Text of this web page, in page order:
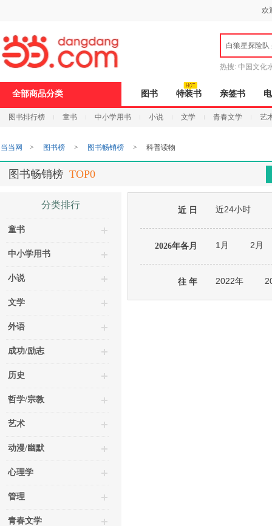
欢
白狼星探险队
热搜: 中国文化
全部商品分类 图书 特装书 亲签书
图书排行榜 童书 中小学用书 小说 文学 青春文学 艺
打
开
无
障
页
加
当当网 > 图书榜 > 图书畅销榜 > 科普读物
图书畅销榜 TOP0
分类排行
童书
中小学用书
小说
文学
外语
成功/励志
历史
哲学/宗教
艺术
动漫/幽默
心理学
管理
青春文学
近 日 近24小时
2026年各月 1月 2月
往 年 2022年